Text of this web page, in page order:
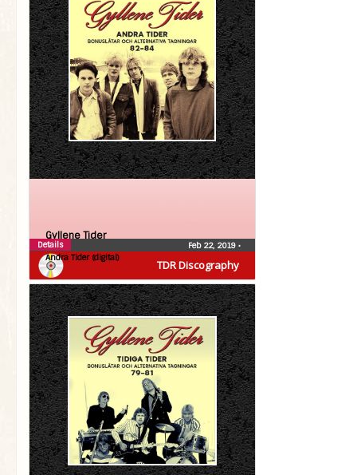
TDR Discography
Gyllene Tider
Andra Tider (digital)
Feb 22, 2019 •
Details